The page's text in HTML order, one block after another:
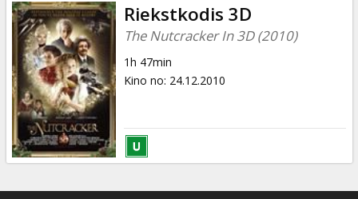
Riekstkodis 3D
The Nutcracker In 3D (2010)
1h 47min
Kino no: 24.12.2010